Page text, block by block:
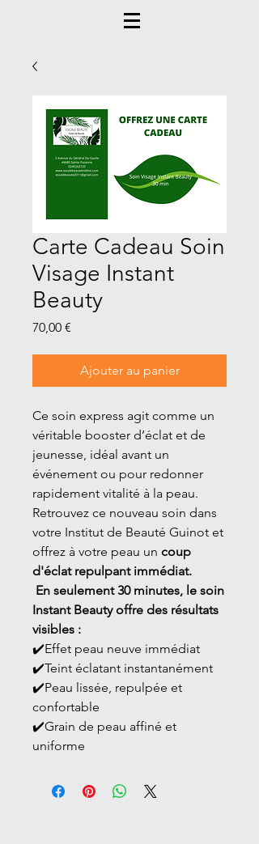
Carte Cadeau Soin
Visage Instant
Beauty
70,00 €
Ajouter au panier
Ce soin express agit comme un
véritable booster d’éclat et de
jeunesse, idéal avant un
événement ou pour redonner
rapidement vitalité à la peau.
Retrouvez ce nouveau soin dans
votre Institut de Beauté Guinot et
offrez à votre peau un coup
d'éclat repulpant immédiat.
En seulement 30 minutes, le soin
Instant Beauty offre des résultats
visibles :
✔️Effet peau neuve immédiat
✔️Teint éclatant instantanément
✔️Peau lissée, repulpée et
confortable
✔️Grain de peau affiné et
uniforme​